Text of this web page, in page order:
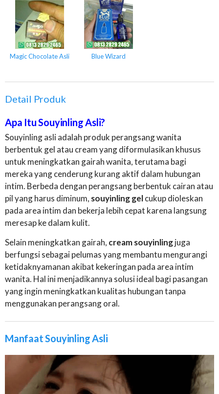
Magic Chocolate Asli Blue Wizard
Detail Produk
Apa Itu Souyinling Asli?
Souyinling asli adalah produk perangsang wanita
berbentuk gel atau cream yang diformulasikan khusus
untuk meningkatkan gairah wanita, terutama bagi
mereka yang cenderung kurang aktif dalam hubungan
intim. Berbeda dengan perangsang berbentuk cairan atau
pil yang harus diminum, souyinling gelcukup dioleskan
pada area intim dan bekerja lebih cepat karena langsung
meresap ke dalam kulit.
Selain meningkatkan gairah, cream souyinlingjuga
berfungsi sebagai pelumas yang membantu mengurangi
ketidaknyamanan akibat kekeringan pada area intim
wanita. Hal ini menjadikannya solusi ideal bagi pasangan
yang ingin meningkatkan kualitas hubungan tanpa
menggunakan perangsang oral.
Manfaat Souyinling Asli